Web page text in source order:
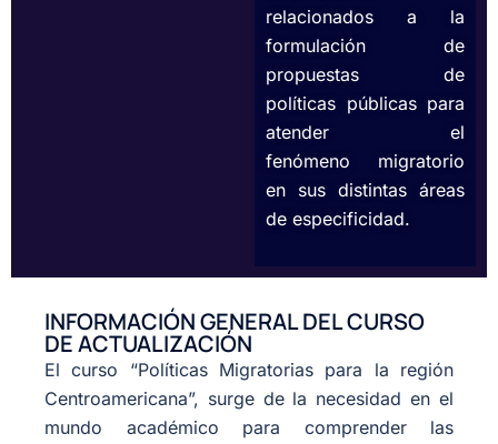
relacionados a la
formulación de
propuestas de
políticas públicas para
atender el
fenómeno migratorio
en sus distintas áreas
de especificidad.
INFORMACIÓN GENERAL DEL CURSO
DE ACTUALIZACIÓN
El curso “Políticas Migratorias para la región
Centroamericana”, surge de la necesidad en el
mundo académico para comprender las